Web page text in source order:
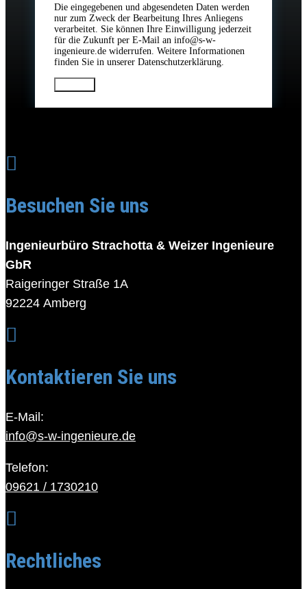
Die eingegebenen und abgesendeten Daten werden
nur zum Zweck der Bearbeitung Ihres Anliegens
verarbeitet. Sie können Ihre Einwilligung jederzeit
für die Zukunft per E-Mail an info@s-w-
ingenieure.de widerrufen. Weitere Informationen
finden Sie in unserer Datenschutzerklärung.

Besuchen Sie uns
Ingenieurbüro Strachotta & Weizer Ingenieure
GbR
Raigeringer Straße 1A
92224 Amberg

Kontaktieren Sie uns
E-Mail:
info@s-w-ingenieure.de
Telefon:
09621 / 1730210

Rechtliches